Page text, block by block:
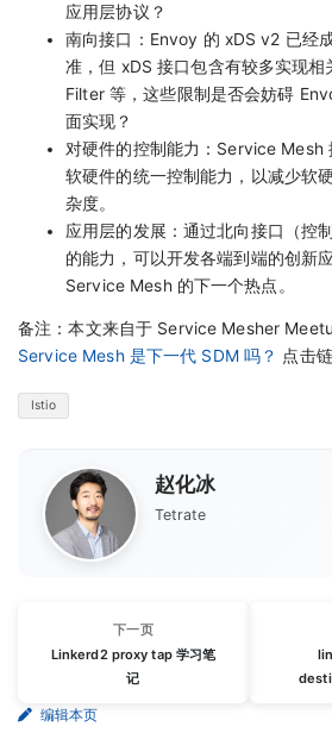
应用层协议？
南向接口：Envoy 的 xDS v2 已经
准，但 xDS 接口包含有较多实现
Filter 等，这些限制是否会妨碍
面实现？
对硬件的控制能力：Service Mesh
软硬件的统一控制能力，以减少软
杂度。
应用层的发展：通过北向接口（控
的能力，可以开发各端到端的创新
Service Mesh 的下一个热点。
备注：本文来自于 Service Mesher
Service Mesh 是下一代 SDM 吗？ 点击
Istio
赵化冰
Tetrate
下一页
Linkerd2 proxy tap 学习笔
记
编辑本页